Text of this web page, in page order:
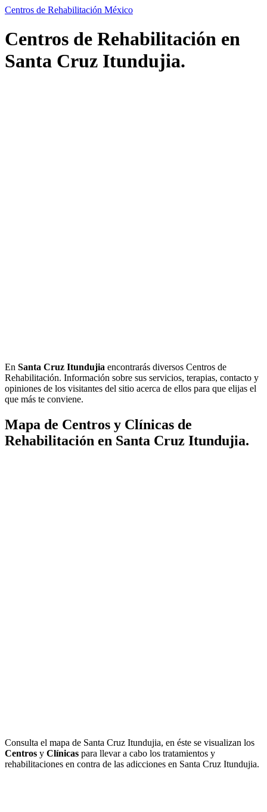
Centros de Rehabilitación México
Centros de Rehabilitación en
Santa Cruz Itundujia.
En Santa Cruz Itundujia encontrarás diversos Centros de
Rehabilitación. Información sobre sus servicios, terapias, contacto y
opiniones de los visitantes del sitio acerca de ellos para que elijas el
que más te conviene.
Mapa de Centros y Clínicas de
Rehabilitación en Santa Cruz Itundujia.
Consulta el mapa de Santa Cruz Itundujia, en éste se visualizan los
Centros y Clínicas para llevar a cabo los tratamientos y
rehabilitaciones en contra de las adicciones en Santa Cruz Itundujia.